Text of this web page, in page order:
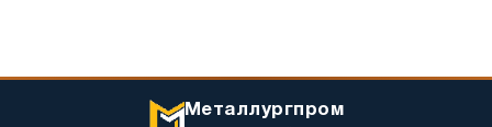
Металлургпром